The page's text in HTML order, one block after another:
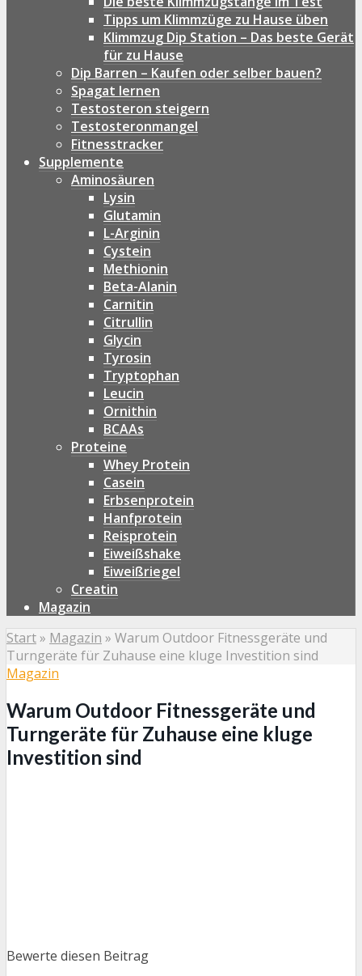
Tipps um Klimmzüge zu Hause üben
Klimmzug Dip Station – Das beste Gerät
für zu Hause
Dip Barren – Kaufen oder selber bauen?
Spagat lernen
Testosteron steigern
Testosteronmangel
Fitnesstracker
Supplemente
Aminosäuren
Lysin
Glutamin
L-Arginin
Cystein
Methionin
Beta-Alanin
Carnitin
Citrullin
Glycin
Tyrosin
Tryptophan
Leucin
Ornithin
BCAAs
Proteine
Whey Protein
Casein
Erbsenprotein
Hanfprotein
Reisprotein
Eiweißshake
Eiweißriegel
Creatin
Magazin
Start» Magazin » Warum Outdoor Fitnessgeräte und
Turngeräte für Zuhause eine kluge Investition sind
Magazin
Warum Outdoor Fitnessgeräte und
Turngeräte für Zuhause eine kluge
Investition sind
Bewerte diesen Beitrag